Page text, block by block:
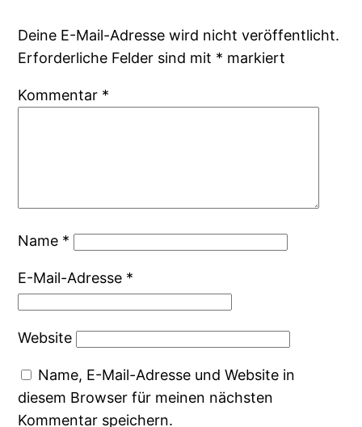
Deine E-Mail-Adresse wird nicht veröffentlicht.
Erforderliche Felder sind mit * markiert
Kommentar *
Name *
E-Mail-Adresse *
Website
Name, E-Mail-Adresse und Website in
diesem Browser für meinen nächsten
Kommentar speichern.